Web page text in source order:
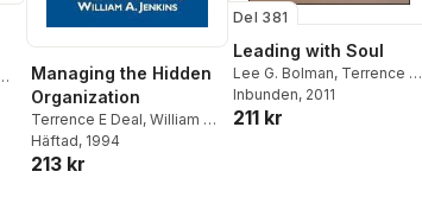
Managing the Hidden
Organization
Terrence E Deal, William A
Jenkins
Häftad, 1994
213 kr
Del 381
Leading with Soul
Lee G. Bolman, Terrence E.
Deal
Inbunden, 2011
211 kr